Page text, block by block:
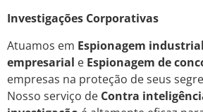
Investigações Corporativas
Atuamos em Espionagem industrial
empresarial e Espionagem de
empresas na proteção de seus
Nosso serviço de Contra